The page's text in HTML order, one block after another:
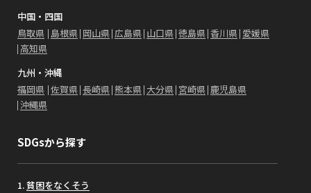
中国・四国
鳥取県 島根県 岡山県 広島県 山口県 徳島県 香川県 愛媛県
高知県
九州・沖縄
福岡県 佐賀県 長崎県 熊本県 大分県 宮崎県 鹿児島県
沖縄県
SDGsから探す
貧困をなくそう